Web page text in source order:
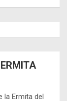
la Ermita del